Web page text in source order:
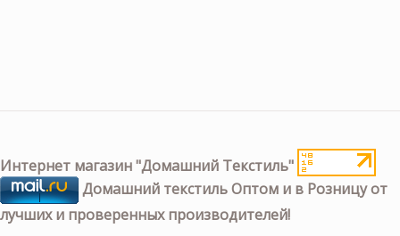
Интернет магазин "Домашний Текстиль"
Домашний текстиль Оптом и в Розницу от
лучших и проверенных производителей!